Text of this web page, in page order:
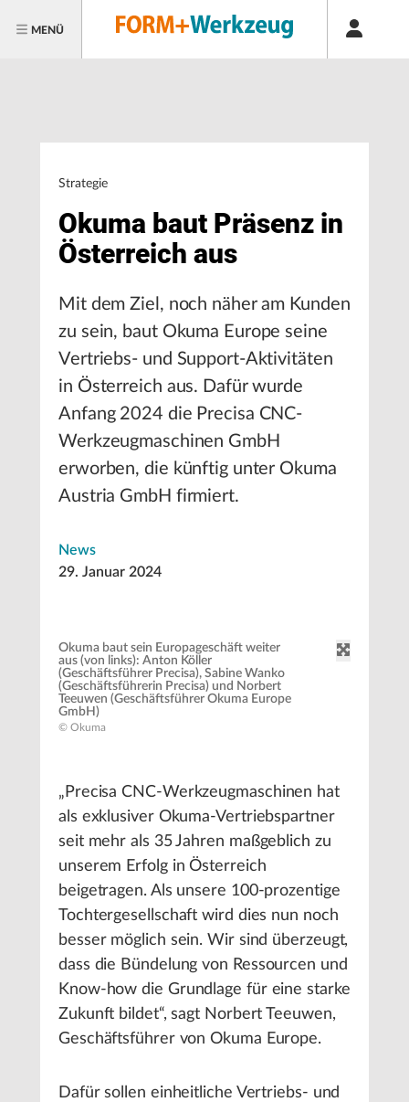
MENÜ
Strategie
Okuma baut Präsenz in
Österreich aus
Mit dem Ziel, noch näher am Kunden
zu sein, baut Okuma Europe seine
Vertriebs- und Support-Aktivitäten
in Österreich aus. Dafür wurde
Anfang 2024 die Precisa CNC-
Werkzeugmaschinen GmbH
erworben, die künftig unter Okuma
Austria GmbH firmiert.
News
29. Januar 2024
Okuma baut sein Europageschäft weiter
aus (von links): Anton Köller
(Geschäftsführer Precisa), Sabine Wanko
(Geschäftsführerin Precisa) und Norbert
Teeuwen (Geschäftsführer Okuma Europe
GmbH)
© Okuma
„Precisa CNC-Werkzeugmaschinen hat
als exklusiver Okuma-Vertriebspartner
seit mehr als 35 Jahren maßgeblich zu
unserem Erfolg in Österreich
beigetragen. Als unsere 100-prozentige
Tochtergesellschaft wird dies nun noch
besser möglich sein. Wir sind überzeugt,
dass die Bündelung von Ressourcen und
Know-how die Grundlage für eine starke
Zukunft bildet“, sagt Norbert Teeuwen,
Geschäftsführer von Okuma Europe.
Dafür sollen einheitliche Vertriebs- und